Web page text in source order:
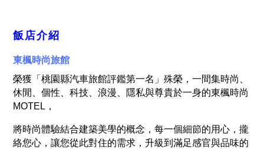
飯店介紹
東楓時尚旅館
榮獲「桃園縣汽車旅館評鑑第一名」殊榮，一間集時尚、
休閒、個性、科技、浪漫、隱私與尊貴於一身的東楓時尚
MOTEL，
將時尚體驗結合建築美學的概念，每一個細節的用心，攏
絡您心，讓您從此對住的需求，升級到滿足感官與品味的